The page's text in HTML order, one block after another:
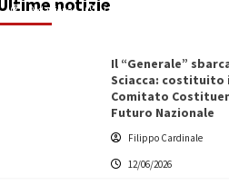
Redazione 12/06/2026
Il “Generale”
Sciacca: costituito
Comitato
Futuro Nazionale
Filippo Cardinale
12/06/2026